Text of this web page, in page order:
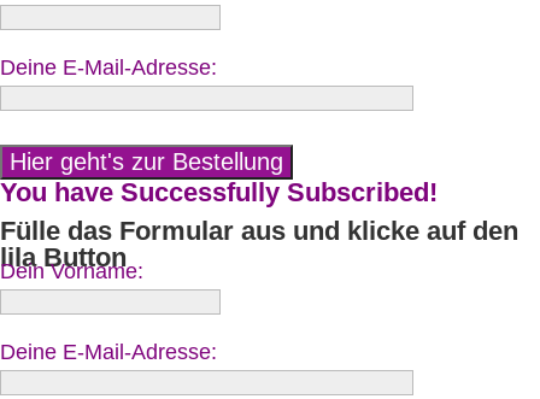
Deine E-Mail-Adresse:
You have Successfully Subscribed!
Fülle das Formular aus und klicke auf den
lila Button
Dein Vorname:
Deine E-Mail-Adresse: